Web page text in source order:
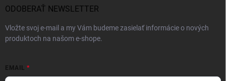
ODOBERAŤ NEWSLETTER
Vložte svoj e-mail a my Vám budeme zasielať informácie o nových
produktoch na našom e-shope.
EMAIL